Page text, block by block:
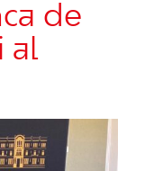
de
al